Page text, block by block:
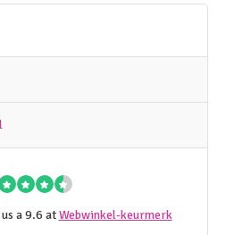
a 9.6 atWebwinkel-keurmerk